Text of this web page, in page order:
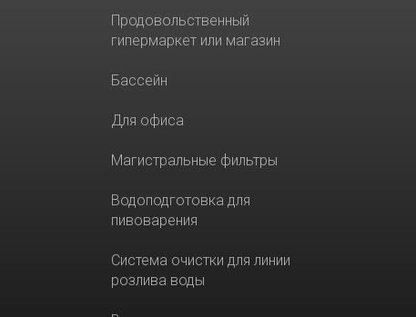
Продовольственный
гипермаркет или магазин
Бассейн
Для офиса
Магистральные фильтры
Водоподготовка для
пивоварения
Система очистки для линии
розлива воды